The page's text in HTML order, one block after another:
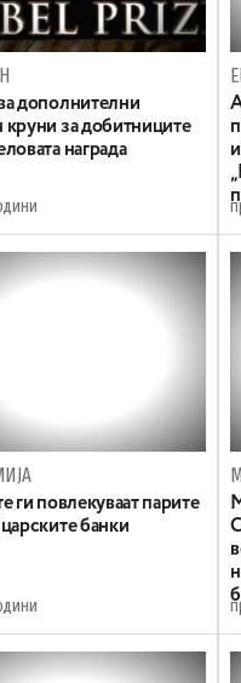
дополнителни
круни за добитниците
награда
ги повлекуваат парите
банки